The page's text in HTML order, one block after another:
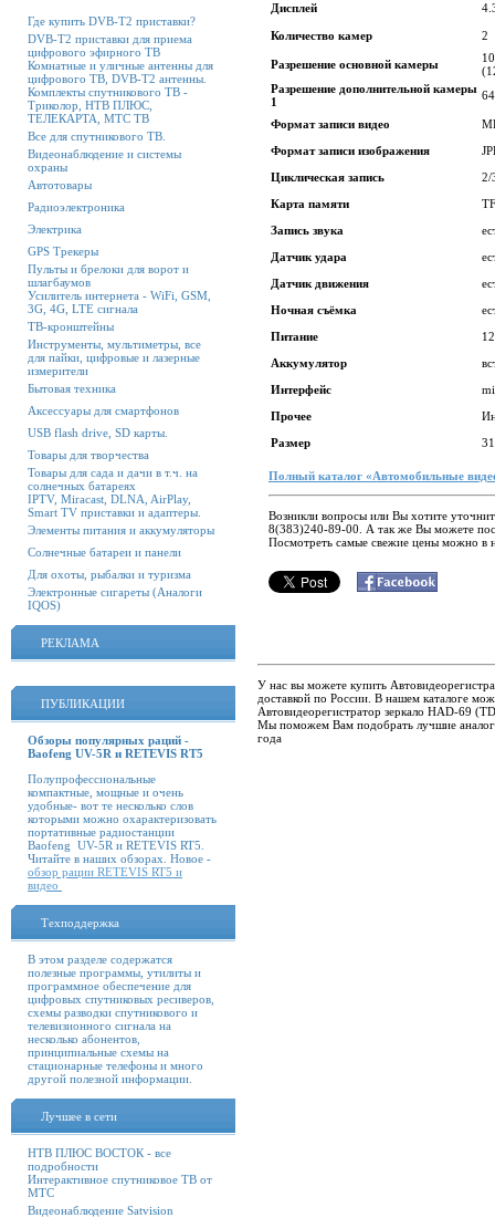
Где купить DVB-T2 приставки?
DVB-T2 приставки для приема
цифрового эфирного ТВ
Комнатные и уличные антенны для
цифрового ТВ, DVB-T2 антенны.
Комплекты спутникового ТВ -
Триколор, НТВ ПЛЮС,
ТЕЛЕКАРТА, МТС ТВ
Все для спутникового ТВ.
Видеонаблюдение и системы
охраны
Автотовары
Радиоэлектроника
Электрика
GPS Трекеры
Пульты и брелоки для ворот и
шлагбаумов
Усилитель интернета - WiFi, GSM,
3G, 4G, LTE сигнала
ТВ-кронштейны
Инструменты, мультиметры, все
для пайки, цифровые и лазерные
измерители
Бытовая техника
Аксессуары для смартфонов
USB flash drive, SD карты.
Товары для творчества
Товары для сада и дачи в т.ч. на
солнечных батареях
IPTV, Miracast, DLNA, AirPlay,
Smart TV приставки и адаптеры.
Элементы питания и аккумуляторы
Солнечные батареи и панели
Для охоты, рыбалки и туризма
Электронные сигареты (Аналоги
IQOS)
РЕКЛАМА
ПУБЛИКАЦИИ
Обзоры популярных раций -
Baofeng UV-5R и RETEVIS RT5
Полупрофессиональные
компактные, мощные и очень
удобные- вот те несколько слов
которыми можно охарактеризовать
портативные радиостанции
Baofeng UV-5R и RETEVIS RT5.
Читайте в наших обзорах. Новое -
обзор рации RETEVIS RT5 и
видео
Техподдержка
В этом разделе содержатся
полезные программы, утилиты и
программное обеспечение для
цифровых спутниковых ресиверов,
схемы разводки спутникового и
телевизионного сигнала на
несколько абонентов,
принципиальные схемы на
стационарные телефоны и много
другой полезной информации.
Лучшее в сети
НТВ ПЛЮС ВОСТОК - все
подробности
Интерактивное спутниковое ТВ от
МТС
Видеонаблюдение Satvision
Дисплей
Количество камер 2
Разрешение основной камеры
Разрешение дополнительной камеры
1
Формат записи видео
Формат записи изображения
Циклическая запись
Карта памяти
Запись звука
Датчик удара
Датчик движения
Ночная съёмка
Питание
Аккумулятор
Интерфейс
Прочее
Размер
Полный каталог «Автомобильные
Возникли вопросы или Вы хотите
8(383)240-89-00. А так же Вы можете
Посмотреть самые свежие цены можно в
У нас вы можете купить
доставкой по России. В нашем каталоге
Автовидеорегистратор зеркало HAD-69
Мы поможем Вам подобрать лучшие
года